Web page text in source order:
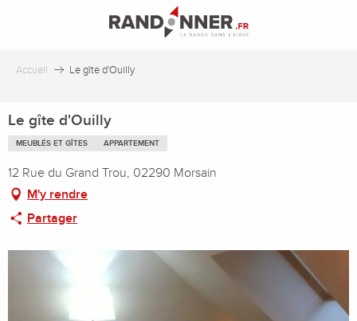
principal
Accueil Le gîte d'Ouilly
Le gîte d'Ouilly
MEUBLÉS ET GÎTES APPARTEMENT
12 Rue du Grand Trou, 02290 Morsain
M'y rendre
Partager